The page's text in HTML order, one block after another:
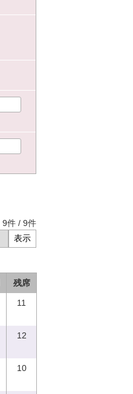
9件 / 9件
残席
11
12
10